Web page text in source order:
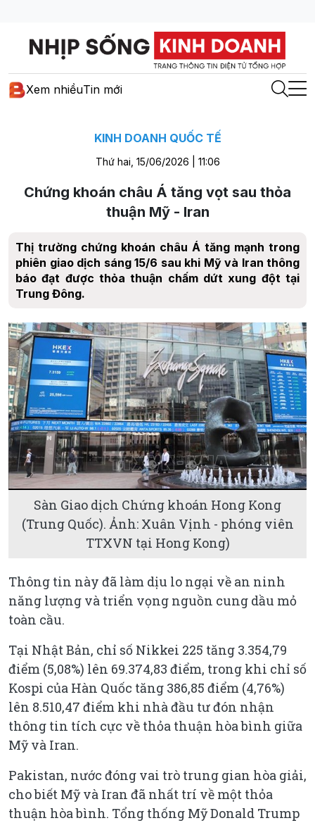
Xem nhiềuTin mới
KINH DOANH QUỐC TẾ
Thứ hai, 15/06/2026 | 11:06
Chứng khoán châu Á tăng vọt sau thỏa
thuận Mỹ - Iran
Thị trường chứng khoán châu Á tăng mạnh trong
phiên giao dịch sáng 15/6 sau khi Mỹ và Iran thông
báo đạt được thỏa thuận chấm dứt xung đột tại
Trung Đông.
Sàn Giao dịch Chứng khoán Hong Kong
(Trung Quốc). Ảnh: Xuân Vịnh - phóng viên
TTXVN tại Hong Kong)
Thông tin này đã làm dịu lo ngại về an ninh
năng lượng và triển vọng nguồn cung dầu mỏ
toàn cầu.
Tại Nhật Bản, chỉ số Nikkei 225 tăng 3.354,79
điểm (5,08%) lên 69.374,83 điểm, trong khi chỉ số
Kospi của Hàn Quốc tăng 386,85 điểm (4,76%)
lên 8.510,47 điểm khi nhà đầu tư đón nhận
thông tin tích cực về thỏa thuận hòa bình giữa
Mỹ và Iran.
Pakistan, nước đóng vai trò trung gian hòa giải,
cho biết Mỹ và Iran đã nhất trí về một thỏa
thuận hòa bình. Tổng thống Mỹ Donald Trump